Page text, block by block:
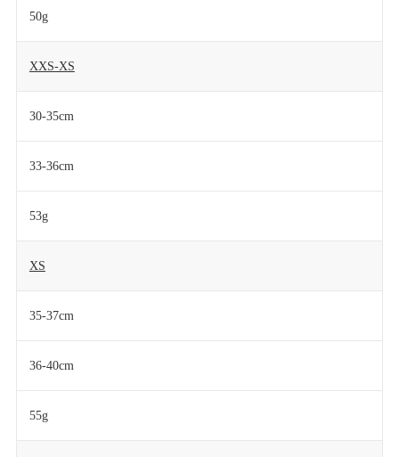
50g
XXS-XS
30-35cm
33-36cm
53g
XS
35-37cm
36-40cm
55g